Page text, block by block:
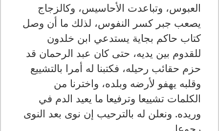
العبوس، وتباعدت الأحاسيس، وكالزجاج
يصعب جبر كسر النفوس، لذلك ما أن وصل
كتاب حاكم بجاية يستدعي ابن خلدون
للقدوم بين يديه، حتى كان عبد الرحمان قد
حزم حقائب رحيله، فكتبنا له أمرا بالتشييع
وقلبه يهفو لأرضه وبلده، واخترنا من
الكلمات تشييعا وترفيعا ما يعيد الدم في
وريده. ونعلن له بالترحيب إن نوى بعد النوى